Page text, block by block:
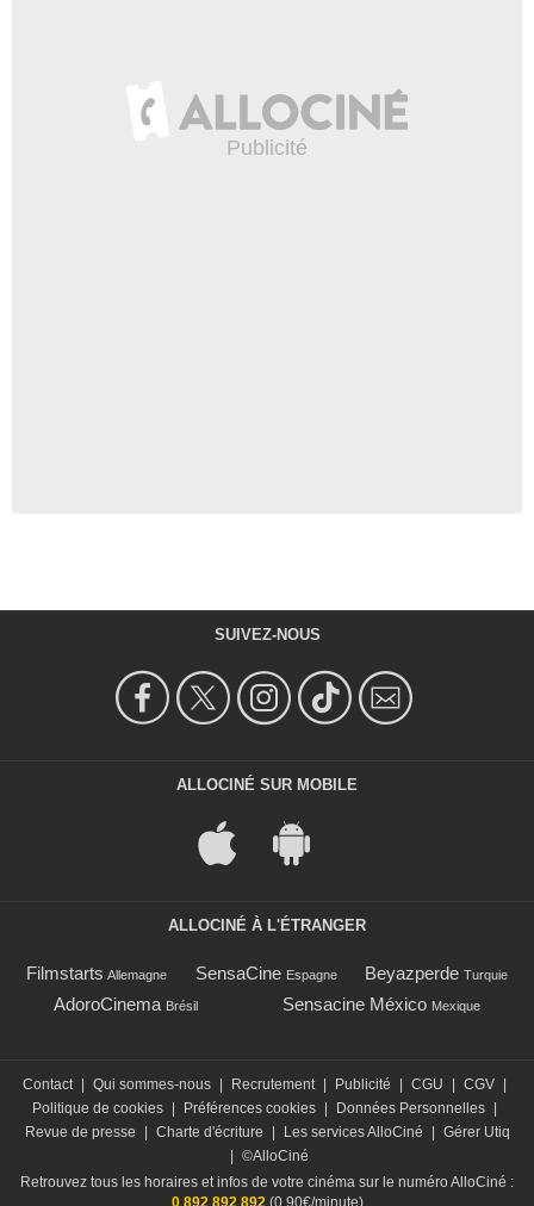
SUIVEZ-NOUS
ALLOCINÉ SUR MOBILE
ALLOCINÉ À L'ÉTRANGER
Filmstarts Allemagne SensaCine Espagne Beyazperde Turquie
AdoroCinema Brésil Sensacine México Mexique
Contact Qui sommes-nous Recrutement Publicité CGU CGV
Politique de cookies
Préférences cookies Données Personnelles
Revue de presse
Charte d'écriture Les services AlloCiné
Gérer Utiq
©AlloCiné
Retrouvez tous les horaires et infos de votre cinéma sur le numéro AlloCiné :